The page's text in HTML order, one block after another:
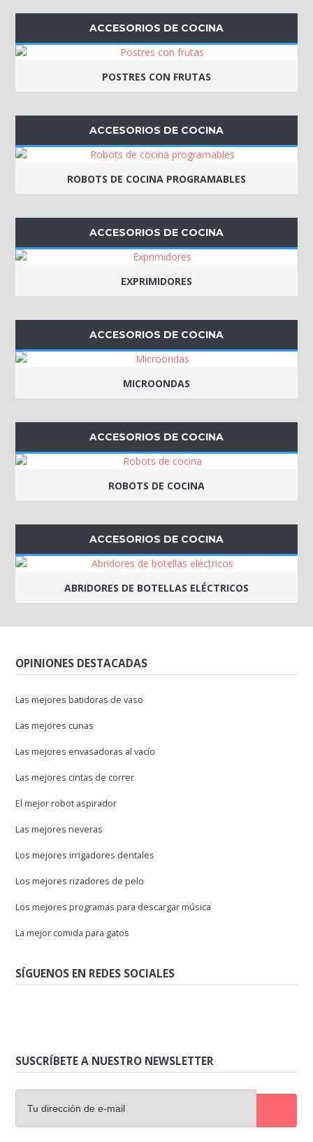
ACCESORIOS DE COCINA
POSTRES CON FRUTAS
ACCESORIOS DE COCINA
ROBOTS DE COCINA PROGRAMABLES
ACCESORIOS DE COCINA
EXPRIMIDORES
ACCESORIOS DE COCINA
MICROONDAS
ACCESORIOS DE COCINA
ROBOTS DE COCINA
ACCESORIOS DE COCINA
ABRIDORES DE BOTELLAS ELÉCTRICOS
OPINIONES DESTACADAS
Las mejores batidoras de vaso
Las mejores cunas
Las mejores envasadoras al vacío
Las mejores cintas de correr
El mejor robot aspirador
Las mejores neveras
Los mejores irrigadores dentales
Los mejores rizadores de pelo
Los mejores programas para descargar música
La mejor comida para gatos
SÍGUENOS EN REDES SOCIALES
SUSCRÍBETE A NUESTRO NEWSLETTER